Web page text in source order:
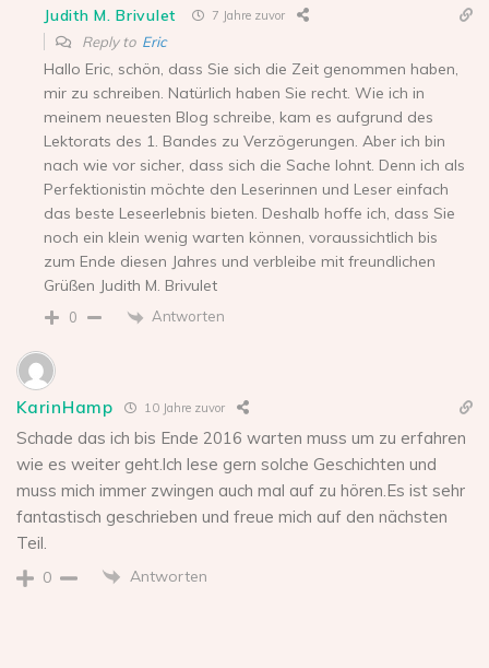
Judith M. Brivulet 7 Jahre zuvor
Reply to Eric
Hallo Eric, schön, dass Sie sich die Zeit genommen haben,
mir zu schreiben. Natürlich haben Sie recht. Wie ich in
meinem neuesten Blog schreibe, kam es aufgrund des
Lektorats des 1. Bandes zu Verzögerungen. Aber ich bin
nach wie vor sicher, dass sich die Sache lohnt. Denn ich als
Perfektionistin möchte den Leserinnen und Leser einfach
das beste Leseerlebnis bieten. Deshalb hoffe ich, dass Sie
noch ein klein wenig warten können, voraussichtlich bis
zum Ende diesen Jahres und verbleibe mit freundlichen
Grüßen Judith M. Brivulet
0 Antworten
KarinHamp 10 Jahre zuvor
Schade das ich bis Ende 2016 warten muss um zu erfahren
wie es weiter geht.lch lese gern solche Geschichten und
muss mich immer zwingen auch mal auf zu hören.Es ist sehr
fantastisch geschrieben und freue mich auf den nächsten
Teil.
0 Antworten